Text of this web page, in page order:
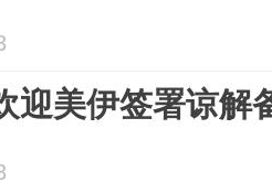
迎美伊签署谅解